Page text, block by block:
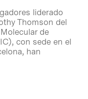
liderado
Thomson del
de
con sede en el
han